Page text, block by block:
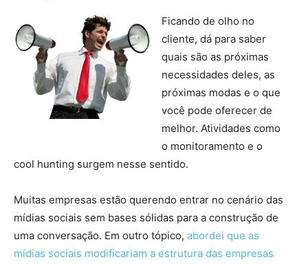
Ficando de olho no
cliente, dá para saber
quais são as próximas
necessidades deles, as
próximas modas e o que
você pode oferecer de
melhor. Atividades como
o monitoramento e o
cool hunting surgem nesse sentido.
Muitas empresas estão querendo entrar no cenário das
mídias sociais sem bases sólidas para a construção de
uma conversação. Em outro tópico, abordei que as
mídias sociais modificariam a estrutura das empresas